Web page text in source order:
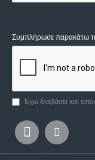
Συμπλήρωσε παρακάτω
Έχω διαβάσει και